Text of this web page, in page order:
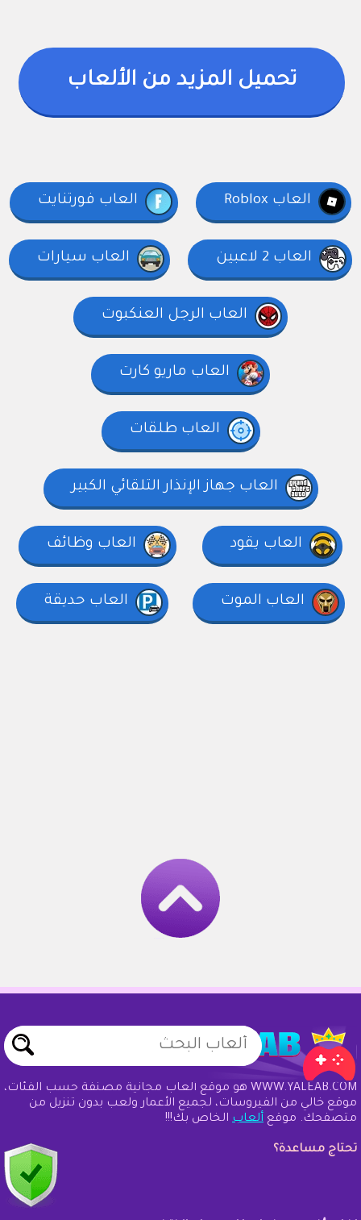
تحميل المزيد من الألعاب
العاب Roblox العاب فورتنايت
العاب 2 لاعبين العاب سيارات
العاب الرجل العنكبوت
العاب ماريو كارت
العاب طلقات
العاب جهاز الإنذار التلقائي الكبير
العاب يقود العاب وظائف
العاب الموت العاب حديقة
WWW.YALEAB.COM هو موقع ألعاب مجانية مصنفة حسب الفئات،
موقع خالي من الفيروسات، لجميع الأعمار ولعب بدون تنزيل من
متصفحك. موقع ألعاب الخاص بك!!!
تحتاج مساعدة؟